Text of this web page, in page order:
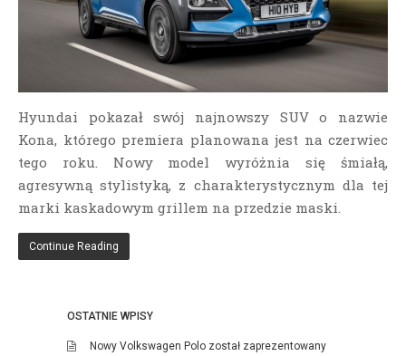
Hyundai pokazał swój najnowszy SUV o nazwie
Kona, którego premiera planowana jest na czerwiec
tego roku. Nowy model wyróżnia się śmiałą,
agresywną stylistyką, z charakterystycznym dla tej
marki kaskadowym grillem na przedzie maski.
Continue Reading
OSTATNIE WPISY
Nowy Volkswagen Polo został zaprezentowany